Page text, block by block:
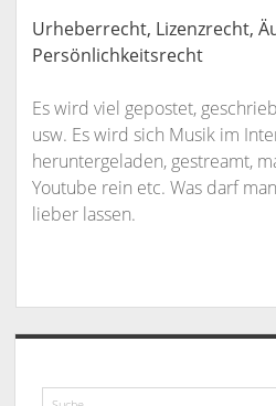
WIDERRUFSBELEHRUNG BEI
RECHTSANWALT
RECHTLICHES UPDATE
RECHTSSICHER IM INTERNET –
URHEBERRECHT,
Urheberrecht, Lizenzrecht,
Persönlichkeitsrecht
Es wird viel gepostet,
usw. Es wird sich Musik im
heruntergeladen, gestreamt,
Youtube rein etc. Was darf
lieber lassen.
Sidebar